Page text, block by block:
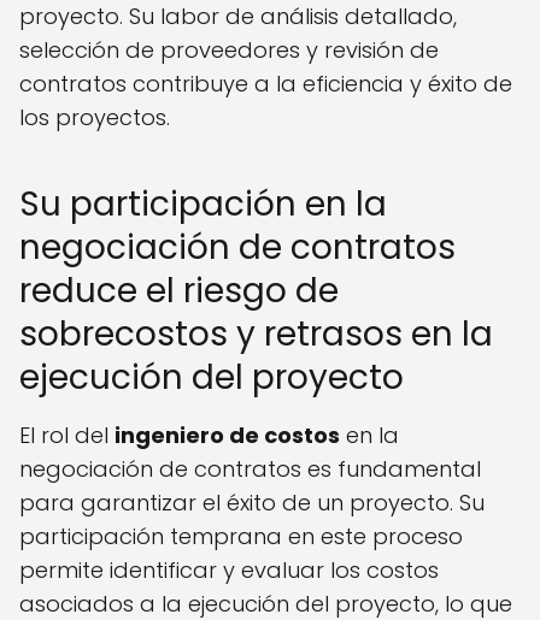
proyecto. Su labor de análisis detallado,
selección de proveedores y revisión de
contratos contribuye a la eficiencia y éxito de
los proyectos.
Su participación en la
negociación de contratos
reduce el riesgo de
sobrecostos y retrasos en la
ejecución del proyecto
El rol del ingeniero de costos en la
negociación de contratos es fundamental
para garantizar el éxito de un proyecto. Su
participación temprana en este proceso
permite identificar y evaluar los costos
asociados a la ejecución del proyecto, lo que